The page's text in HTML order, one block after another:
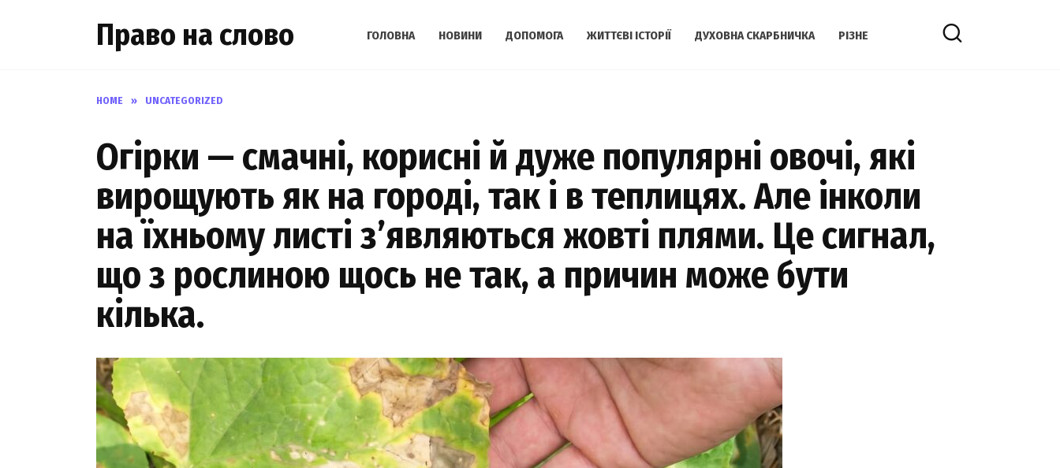
Право на слово ГОЛОВНА НОВИНИ ДОПОМОГА ЖИТТЄВІ ІСТОРІЇ ДУХОВНА СКАРБНИЧКА РІЗНЕ
HOME » UNCATEGORIZED
Огірки — смачні, корисні й дуже популярні овочі, які
вирощують як на городі, так і в теплицях. Але інколи
на їхньому листі з’являються жовті плями. Це сигнал,
що з рослиною щось не так, а причин може бути
кілька.